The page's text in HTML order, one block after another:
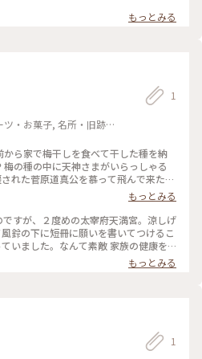
もっとみる
・お菓子, 名所・旧跡,
1
ら家で梅干しを食べて干した種を納
の種の中に天神さまがいらっしゃる
れた菅原道真公を慕って飛んで来た飛
まが宿る🩷と梅の種を粗末にしては
。 覗くとかなり沢山の種が入っていま
しの香りがして、江戸時代からあるそ
#梅林 #太宰府 #福岡 #はじめての投稿
もっとみる
すが、２度めの太宰府天満宮。涼しげ
鈴の下に短冊に願いを書いてつけるこ
いました。なんて素敵 家族の健康を
お願いしてきました。欲張りすぎでし
もっとみる
1